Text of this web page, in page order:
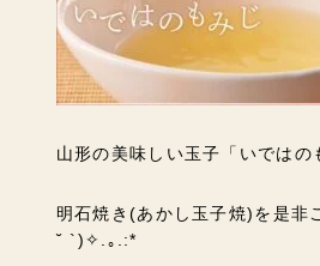
山形の美味しい玉子「いではの
明石焼き(あかし玉子焼)を是非
˘ `)✧.｡.:*